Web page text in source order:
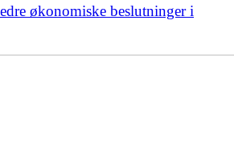
økonomiske beslutninger i